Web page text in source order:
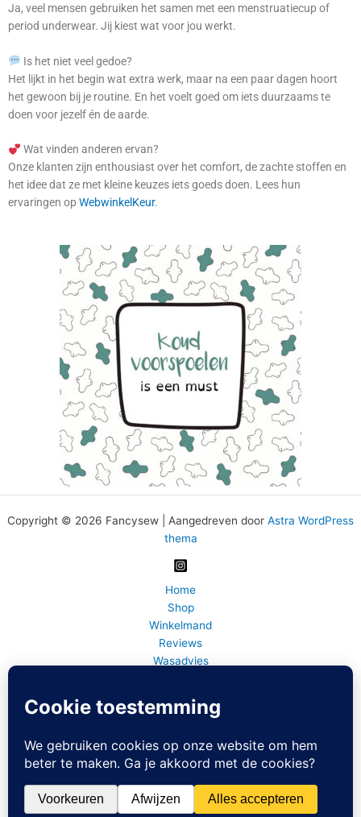
Ja, veel mensen gebruiken het samen met een menstruatiecup of
period underwear. Jij kiest wat voor jou werkt.
Is het niet veel gedoe?
Het lijkt in het begin wat extra werk, maar na een paar dagen hoort
het gewoon bij je routine. En het voelt goed om iets duurzaams te
doen voor jezelf én de aarde.
Wat vinden anderen ervan?
Onze klanten zijn enthousiast over het comfort, de zachte stoffen en
het idee dat ze met kleine keuzes iets goeds doen. Lees hun
ervaringen op WebwinkelKeur.
Copyright © 2026 Fancysew | Aangedreven door Astra WordPress
thema
Home
Shop
Winkelmand
Reviews
Wasadvies
Bedrijfsinfo
Mijn account
Home
0 artikelen